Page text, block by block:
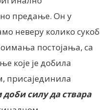
предање. Он у
неверу колико сукоб
постојања, са
које је добила
присајединила
доби силу да ствара